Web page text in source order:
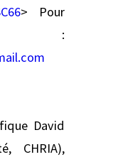
> Pour
:
David
CHRIA),